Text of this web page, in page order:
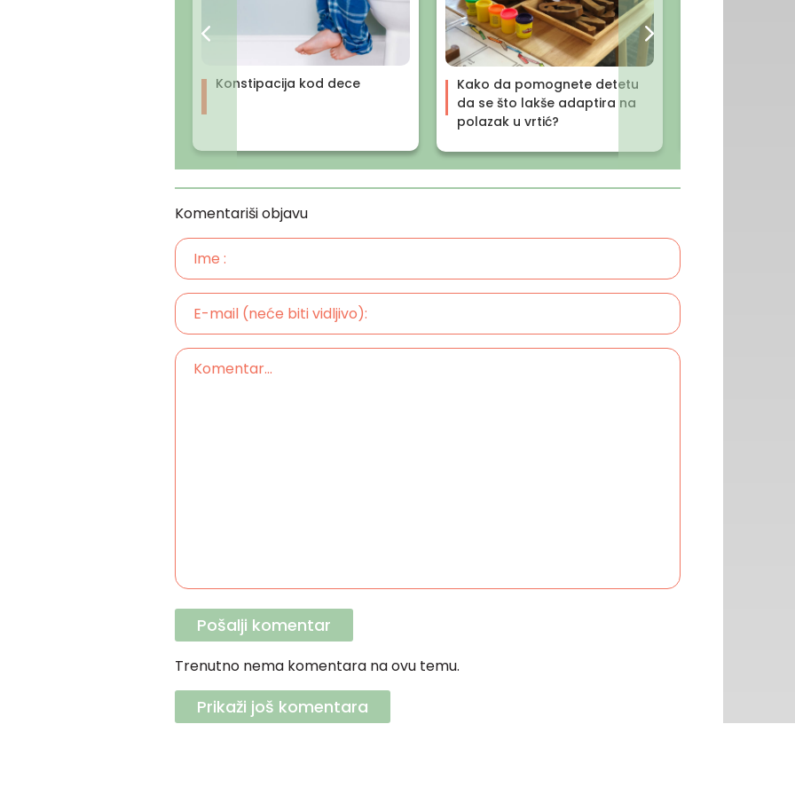
Konstipacija kod dece
Kako da pomognete detetu
da se što lakše adaptira na
polazak u vrtić?
Komentariši objavu
Trenutno nema komentara na ovu temu.
Prikaži još komentara